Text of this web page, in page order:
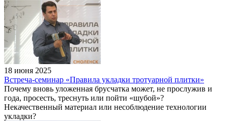
18 июня 2025
Встреча-семинар «Правила укладки тротуарной плитки»
Почему вновь уложенная брусчатка может, не прослужив и
года, просесть, треснуть или пойти «шубой»?
Некачественный материал или несоблюдение технологии
укладки?